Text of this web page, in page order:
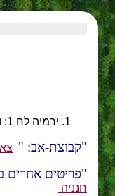
ירמיה לח 1: וישמע שפטיה בן מתן וגדליהו בן פשחור ויוכל בן שלמיהו ופשחור בן מלכיה את הדברים אשר ירמיהו מדבר אל כל העם לאמר.
קבוצת-אב:
פריטים אחרים
חנניה